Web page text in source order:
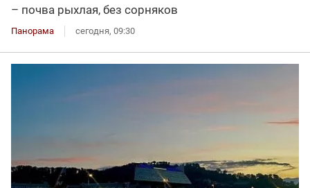
– почва рыхлая, без сорняков
Панорама сегодня, 09:30